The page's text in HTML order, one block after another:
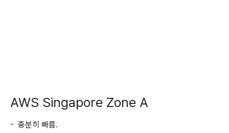
AWS Singapore Zone A
- 충분히 빠름.